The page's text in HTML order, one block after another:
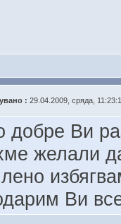
: 29.04.2009, сряда,
добре Ви
желали
Ви